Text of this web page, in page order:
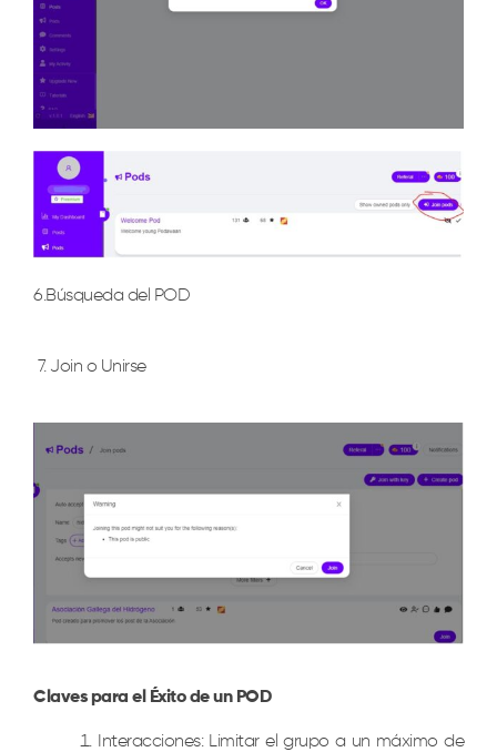
6.Búsqueda del POD
7. Join o Unirse
Claves para el Éxito de un POD
Interacciones: Limitar el grupo a un máximo de